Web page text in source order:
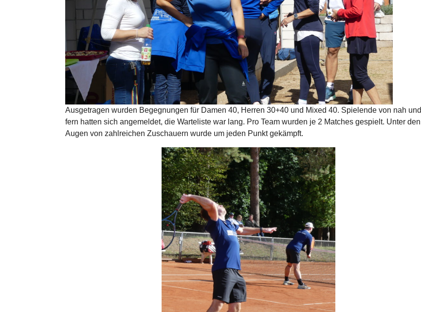
Ausgetragen wurden Begegnungen für Damen 40, Herren 30+40 und Mixed 40. Spielende von nah und
fern hatten sich angemeldet, die Warteliste war lang. Pro Team wurden je 2 Matches gespielt. Unter den
Augen von zahlreichen Zuschauern wurde um jeden Punkt gekämpft.